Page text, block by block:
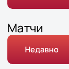
Матчи
Недавно